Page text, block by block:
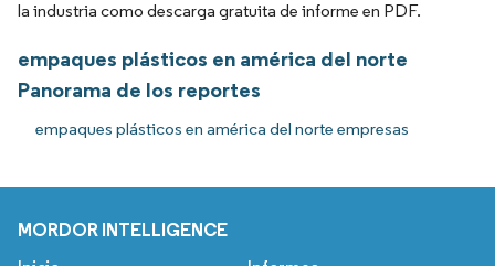
la industria como descarga gratuita de informe en PDF.
empaques plásticos en américa del norte
Panorama de los reportes
empaques plásticos en américa del norte empresas
MORDOR INTELLIGENCE